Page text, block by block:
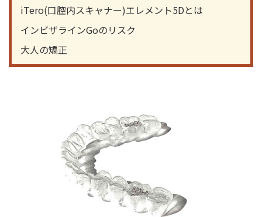
iTero(口腔内スキャナー)エレメント5Dとは
インビザラインGoのリスク
大人の矯正